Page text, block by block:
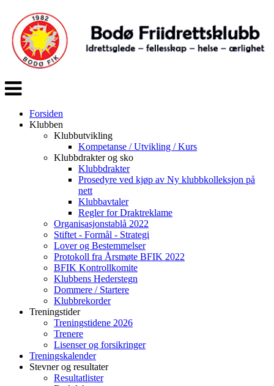
Veksle
navigasjon
Forsiden
Klubben
Klubbutvikling
Kompetanse / Utvikling / Kurs
Klubbdrakter og sko
Klubbdrakter
Prosedyre ved kjøp av Ny klubbkolleksjon på
nett
Klubbavtaler
Regler for Draktreklame
Organisasjonstablå 2022
Stiftet - Formål - Strategi
Lover og Bestemmelser
Protokoll fra Årsmøte BFIK 2022
BFIK Kontrollkomite
Klubbens Hederstegn
Dommere / Startere
Klubbrekorder
Treningstider
Treningstidene 2026
Trenere
Lisenser og forsikringer
Treningskalender
Stevner og resultater
Resultatlister